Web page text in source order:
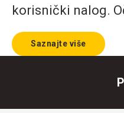
korisnički nalog.
Saznajte više